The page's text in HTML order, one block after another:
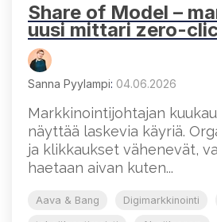
Share of Model –
uusi mittari zero-
Sanna Pyylampi: 04.06.2026
Markkinointijohtajan
näyttää laskevia käyriä.
ja klikkaukset vähenevät,
haetaan aivan kuten...
Aava & Bang Digimarkkinointi